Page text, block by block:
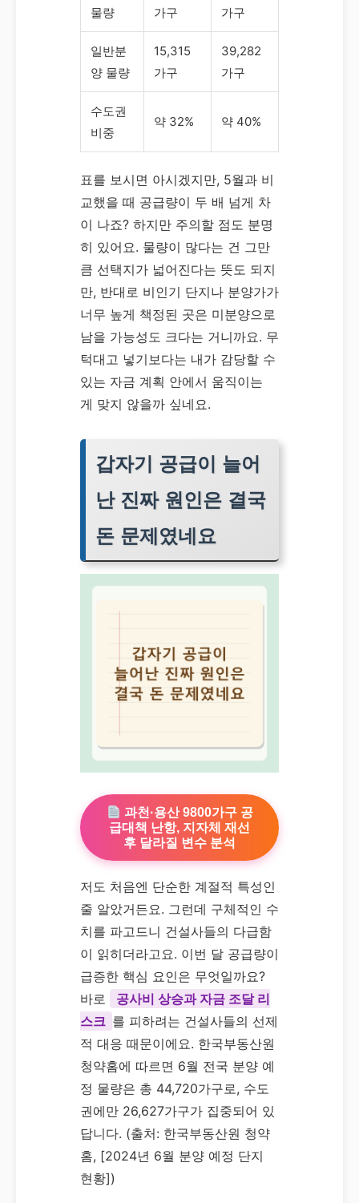
물량
가구
가구
일반분
양 물량
15,315
가구
39,282
가구
수도권
비중
약 32% 약 40%
표를 보시면 아시겠지만, 5월과 비
교했을 때 공급량이 두 배 넘게 차
이 나죠? 하지만 주의할 점도 분명
히 있어요. 물량이 많다는 건 그만
큼 선택지가 넓어진다는 뜻도 되지
만, 반대로 비인기 단지나 분양가가
너무 높게 책정된 곳은 미분양으로
남을 가능성도 크다는 거니까요. 무
턱대고 넣기보다는 내가 감당할 수
있는 자금 계획 안에서 움직이는
게 맞지 않을까 싶네요.
갑자기 공급이 늘어
난 진짜 원인은 결국
돈 문제였네요
과천·용산 9800가구 공
급대책 난항, 지자체 재선
후 달라질 변수 분석
저도 처음엔 단순한 계절적 특성인
줄 알았거든요. 그런데 구체적인 수
치를 파고드니 건설사들의 다급함
이 읽히더라고요. 이번 달 공급량이
급증한 핵심 요인은 무엇일까요?
바로
공사비 상승과 자금 조달 리
스크 를 피하려는 건설사들의 선제
적 대응 때문이에요. 한국부동산원
청약홈에 따르면 6월 전국 분양 예
정 물량은 총 44,720가구로, 수도
권에만 26,627가구가 집중되어 있
답니다. (출처: 한국부동산원 청약
홈, [2024년 6월 분양 예정 단지
현황])